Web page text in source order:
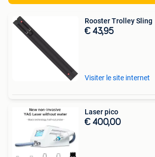
Rooster Trolley Sling
€ 43,95
Visiter le site internet
Laser pico
€ 400,00